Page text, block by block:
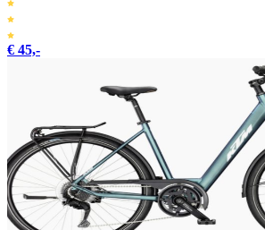
€ 45,-